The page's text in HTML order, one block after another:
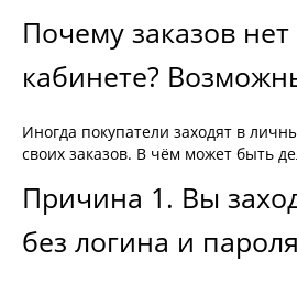
Почему заказов
кабинете?
Иногда покупатели заходят в
своих заказов. В чём может быть
Причина 1. Вы
без логина и пароля